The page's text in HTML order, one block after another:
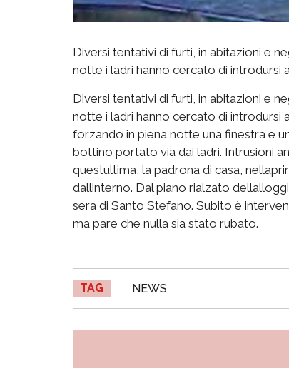
Diversi tentativi di furti, in abitazioni e
notte i ladri hanno cercato di introdursi
Diversi tentativi di furti, in abitazioni e
notte i ladri hanno cercato di introdursi
forzando in piena notte una finestra e
bottino portato via dai ladri. Intrusioni
questultima, la padrona di casa,
dallinterno. Dal piano rialzato
sera di Santo Stefano. Subito è
ma pare che nulla sia stato rubato.
TAG NEWS